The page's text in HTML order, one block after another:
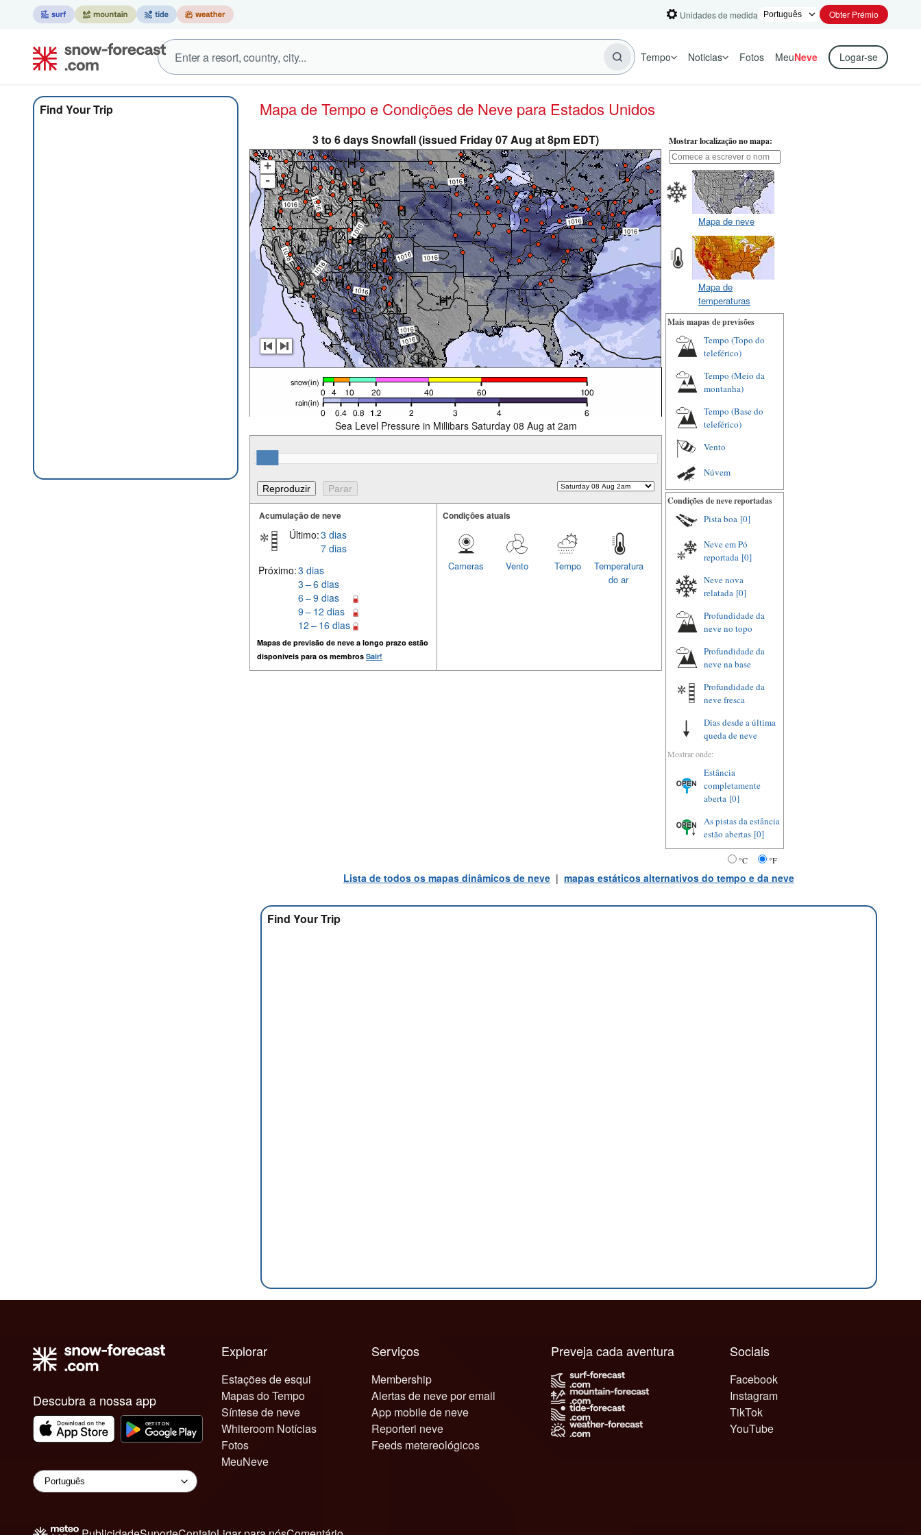
Unidades de medida Obter Prémio
Tempo Noticias Fotos MeuNeve Logar-se
Find Your Trip Mapa de Tempo e Condições de Neve para Estados Unidos
3 to 6 days Snowfall (issued Friday 07 Aug at 8pm EDT)
+
-
Sea Level Pressure in Millibars Saturday 08 Aug at 2am
Acumulação de neve
Último:3 dias
7 dias
Próximo:3 dias
3 – 6 dias
6 – 9 dias
9 – 12 dias
12 – 16 dias
Mapas de previsão de neve a longo prazo estão
disponiveis para os membros Sair!
Condições atuais
Temperatura
do ar
Tempo
Vento
Cameras
Mostrar localização no mapa:
Mapa de neve
Mapa de
temperaturas
Mais mapas de previsões
Tempo (Topo do
teleférico)
Tempo (Meio da
montanha)
Tempo (Base do
teleférico)
Vento
Núvem
Condições de neve reportadas
Pista boa [0]
Neve em Pó
reportada [0]
Neve nova
relatada [0]
Profundidade da
neve no topo
Profundidade da
neve na base
Profundidade da
neve fresca
Dias desde a última
queda de neve
Mostrar onde:
Estância
completamente
aberta [0]
As pistas da estância
estão abertas [0]
°C °F
Lista de todos os mapas dinâmicos de neve | mapas estáticos alternativos do tempo e da neve
Find Your Trip
Descubra a nossa app
Explorar
Estações de esqui
Mapas do Tempo
Síntese de neve
Whiteroom Notícias
Fotos
MeuNeve
Serviços
Membership
Alertas de neve por email
App mobile de neve
Reporteri neve
Feeds metereológicos
Sociais
Facebook
Instagram
TikTok
YouTube
Preveja cada aventura